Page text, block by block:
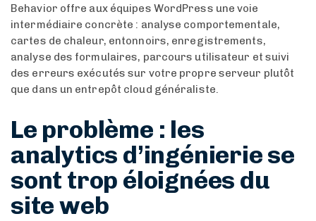
Behavior offre aux équipes WordPress une voie
intermédiaire concrète : analyse comportementale,
cartes de chaleur, entonnoirs, enregistrements,
analyse des formulaires, parcours utilisateur et suivi
des erreurs exécutés sur votre propre serveur plutôt
que dans un entrepôt cloud généraliste.
Le problème : les
analytics d’ingénierie se
sont trop éloignées du
site web